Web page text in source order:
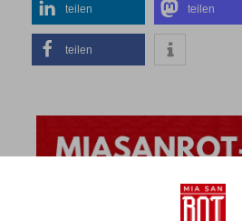
teilen teilen
teilen